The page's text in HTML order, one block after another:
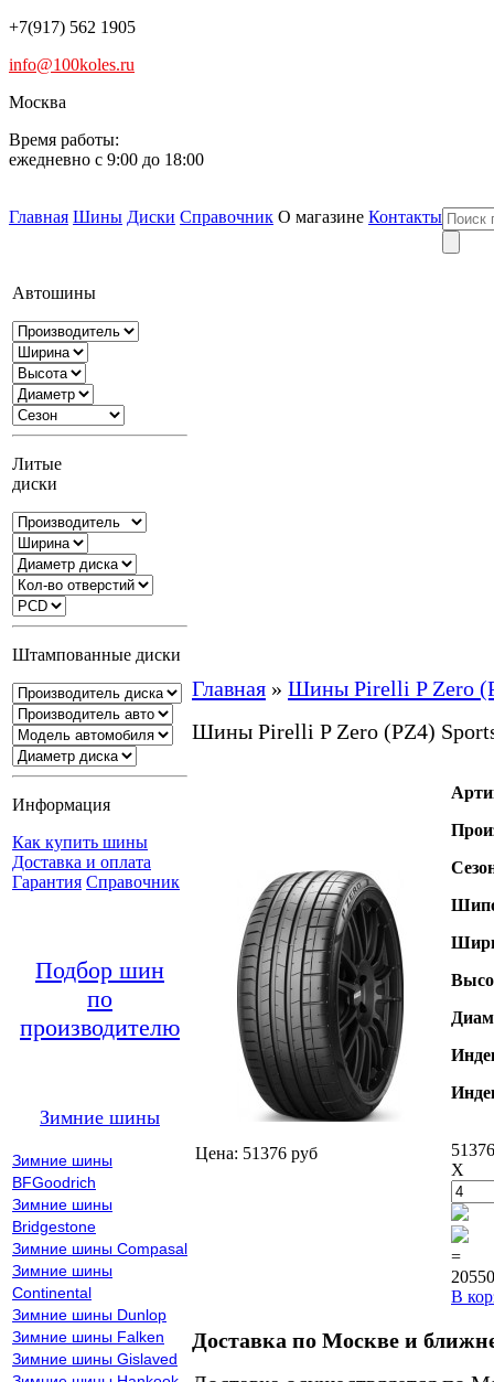
+7(917) 562 1905
info@100koles.ru
Москва
Время работы:
ежедневно с 9:00 до 18:00
Главная Шины Диски Справочник О магазине Контакты
Автошины
Литые
диски
Штампованные диски
Информация
Как купить шины
Доставка и оплата
Гарантия Справочник
Подбор шин
по
производителю
Зимние шины
Зимние шины
BFGoodrich
Зимние шины
Bridgestone
Зимние шины Compasal
Зимние шины
Continental
Зимние шины Dunlop
Зимние шины Falken
Зимние шины Gislaved
Главная » Шины Pirelli P Zero
Шины Pirelli P Zero (PZ4)
Цена: 51376 руб
X
=
В
Доставка по Москве и